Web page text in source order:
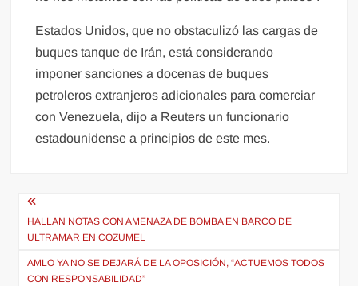
Estados Unidos, que no obstaculizó las cargas de
buques tanque de Irán, está considerando
imponer sanciones a docenas de buques
petroleros extranjeros adicionales para comerciar
con Venezuela, dijo a Reuters un funcionario
estadounidense a principios de este mes.
Navegación
de
entradas
HALLAN NOTAS CON AMENAZA DE BOMBA EN BARCO DE
ULTRAMAR EN COZUMEL
AMLO YA NO SE DEJARÁ DE LA OPOSICIÓN, “ACTUEMOS TODOS
CON RESPONSABILIDAD”